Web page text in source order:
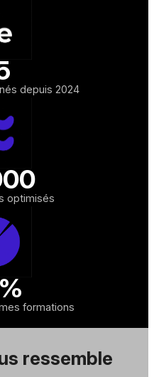
depuis 2024
optimisés
formations
ressemble